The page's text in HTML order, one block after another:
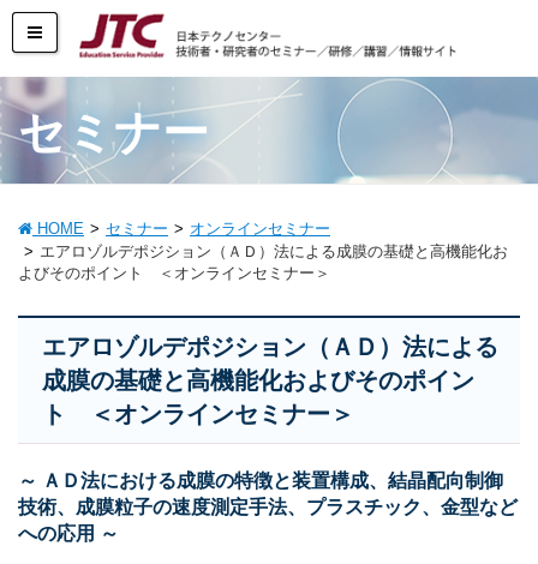
セミナー
HOME セミナー
オンラインセミナー
エアロゾルデポジション（ＡＤ）法による成膜の基礎と高機能化お
よびそのポイント ＜オンラインセミナー＞
エアロゾルデポジション（ＡＤ）法による
成膜の基礎と高機能化およびそのポイン
ト ＜オンラインセミナー＞
～ ＡＤ法における成膜の特徴と装置構成、結晶配向制御
技術、成膜粒子の速度測定手法、プラスチック、金型など
への応用 ～